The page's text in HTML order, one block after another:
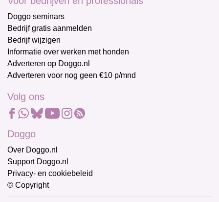
Doggo seminars
Bedrijf gratis aanmelden
Bedrijf wijzigen
Informatie over werken met honden
Adverteren op Doggo.nl
Adverteren voor nog geen €10 p/mnd
Volg ons
Doggo
Over Doggo.nl
Support Doggo.nl
Privacy- en cookiebeleid
© Copyright